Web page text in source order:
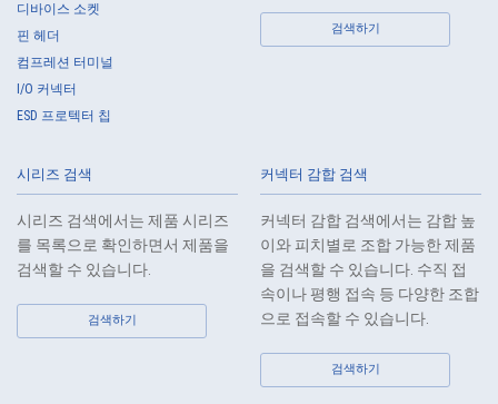
When the Company entrusts the handling of the personal data of the
Customers, etc., the Company shall supervise the handling of such
data as required and appropriate so as to ensure such data
appropriate security control of the personal data of the Customers, etc.
obtaining the prior consent of the individual.
Except as otherwise required by law, the Company shall properly fulfill
the verification and recording obligations stipulated by law when the
When preparing the anonymously processed information, the Company
shall comply with the standards prescribed by laws and regulations
and implement appropriate security control measures.
In the case of the leak of personal information or other such incidents,
디바이스 소켓
핀 헤더
컴프레션 터미널
I/O 커넥터
ESD 프로텍터 칩
검색하기
시리즈 검색
시리즈 검색에서는 제품 시리즈
를 목록으로 확인하면서 제품을
검색할 수 있습니다.
검색하기
커넥터 감합 검색
커넥터 감합 검색에서는 감합 높
이와 피치별로 조합 가능한 제품
을 검색할 수 있습니다. 수직 접
속이나 평행 접속 등 다양한 조합
으로 접속할 수 있습니다.
검색하기